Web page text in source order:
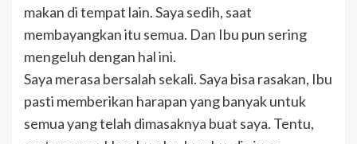
makan di tempat lain. Saya sedih, saat
membayangkan itu semua. Dan Ibu pun sering
mengeluh dengan hal ini.
Saya merasa bersalah sekali. Saya bisa rasakan, Ibu
pasti memberikan harapan yang banyak untuk
semua yang telah dimasaknya buat saya. Tentu,